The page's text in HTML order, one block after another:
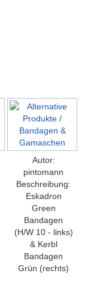
Autor:
pintomann
Beschreibung:
Eskadron
Green
Bandagen
(H/W 10 - links)
& Kerbl
Bandagen
Grün (rechts)